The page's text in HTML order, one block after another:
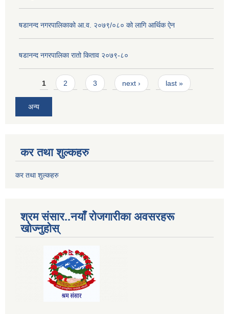
षडानन्द नगरपालिकाको आ.व. २०७९/०८० को लागि आर्थिक ऐन
षडानन्द नगरपालिका रातो किताव २०७९-८०
Pages
1 2 3 next › last »
अन्य
कर तथा शुल्कहरु
कर तथा शुल्कहरु
श्रम संसार..नयाँ रोजगारीका अवसरहरू
खोज्नुहोस्